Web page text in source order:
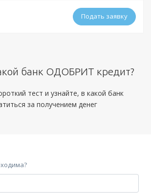
Подать заявку
карта
банк ОДОБРИТ кредит?
тест и узнайте, в какой банк
за получением денег